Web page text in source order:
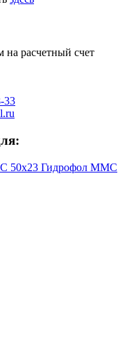
на расчетный счет
33
50х23 Гидрофол ММС